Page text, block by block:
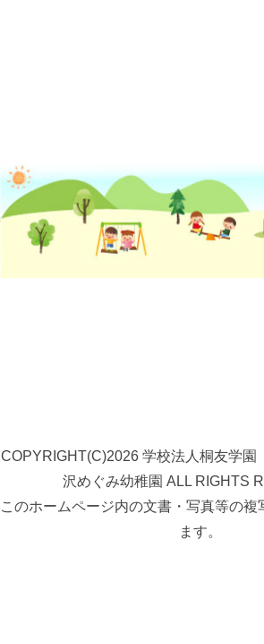
COPYRIGHT(C)2026 学校法人桐友学
沢めぐみ幼稚園 ALL RIGHTS
このホームページ内の文書・写真等の複
ます。